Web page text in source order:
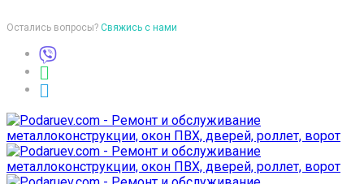
Остались вопросы? Свяжись с нами